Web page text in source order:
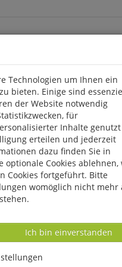
versand.de
Technologien um Ihnen ein
bieten. Einige sind
der Website notwendig
für
Inhalte genutzt
erteilen und jederzeit
dazu finden Sie in
optionale Cookies ablehnen,
Cookies fortgeführt. Bitte
womöglich nicht mehr
Datenverarbeitung -
Ich bin einverstanden
-